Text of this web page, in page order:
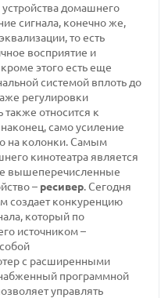
домашнего
сигнала, конечно же,
то есть
восприятие и
этого есть еще
системой вплоть до
регулировки
также относится к
само усиление
на колонки. Самым
кинотеатра является
вышеперечисленные
– ресивер. Сегодня
создает конкуренцию
который по
источником –
с расширенными
программной
управлять